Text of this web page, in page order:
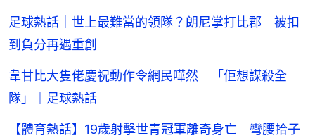
足球熱話｜世上最難當的領隊？朗尼掌打比郡 被扣
到負分再遇重創
韋甘比大隻佬慶祝動作令網民嘩然 「佢想謀殺全
隊」｜足球熱話
【體育熱話】19歲射擊世青冠軍離奇身亡 彎腰拾子